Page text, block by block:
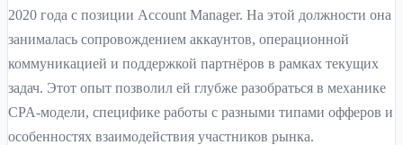
2020 года с позиции Account Manager. На этой должности она
занималась сопровождением аккаунтов, операционной
коммуникацией и поддержкой партнёров в рамках текущих
задач. Этот опыт позволил ей глубже разобраться в механике
CPA-модели, специфике работы с разными типами офферов и
особенностях взаимодействия участников рынка.